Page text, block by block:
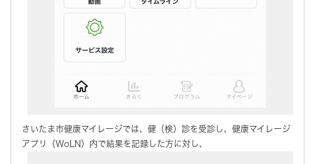
さいたま市健康マイレージでは、健（検）診を受診し、健康マイレージ
アプリ（WoLN）内で結果を記録した方に対し、